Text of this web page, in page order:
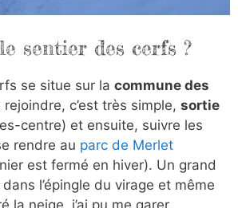
sentier des cerfs ?
se situe sur la commune des
rejoindre, c’est très simple, sortie
centre) et ensuite, suivre les
rendre au parc de Merlet
est fermé en hiver). Un grand
l’épingle du virage et même
la neige, j’ai pu me garer